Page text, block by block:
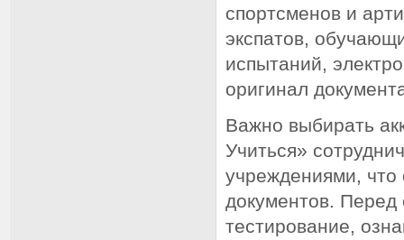
спортсменов и
экспатов,
испытаний,
оригинал
Важно выбирать
Учиться»
учреждениями,
документов. Перед
тестирование,